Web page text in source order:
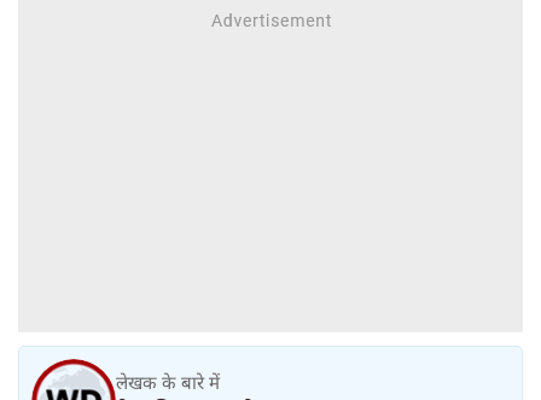
लेखक के बारे में